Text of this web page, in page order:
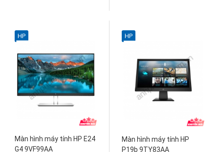
HP
Màn hình máy tính HP E24
G4 9VF99AA
HP
Màn hình máy tính HP
P19b 9TY83AA